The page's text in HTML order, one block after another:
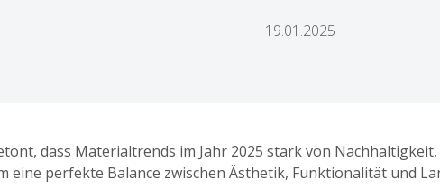
19.01.2025
dass Materialtrends im Jahr 2025 stark von
eine perfekte Balance zwischen Ästhetik, Funktionalität und